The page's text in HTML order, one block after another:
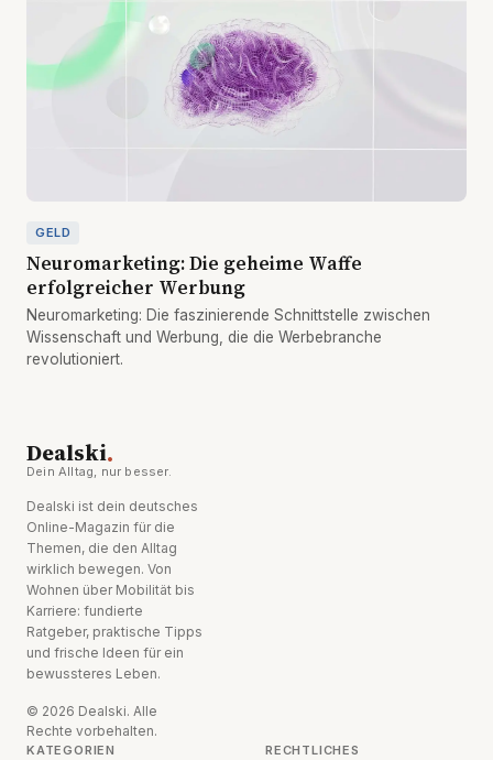
GELD
Neuromarketing: Die geheime Waffe
erfolgreicher Werbung
Neuromarketing: Die faszinierende Schnittstelle zwischen
Wissenschaft und Werbung, die die Werbebranche
revolutioniert.
Dealski.
Dein Alltag, nur besser.
Dealski ist dein deutsches
Online-Magazin für die
Themen, die den Alltag
wirklich bewegen. Von
Wohnen über Mobilität bis
Karriere: fundierte
Ratgeber, praktische Tipps
und frische Ideen für ein
bewussteres Leben.
© 2026 Dealski. Alle
Rechte vorbehalten.
KATEGORIEN RECHTLICHES